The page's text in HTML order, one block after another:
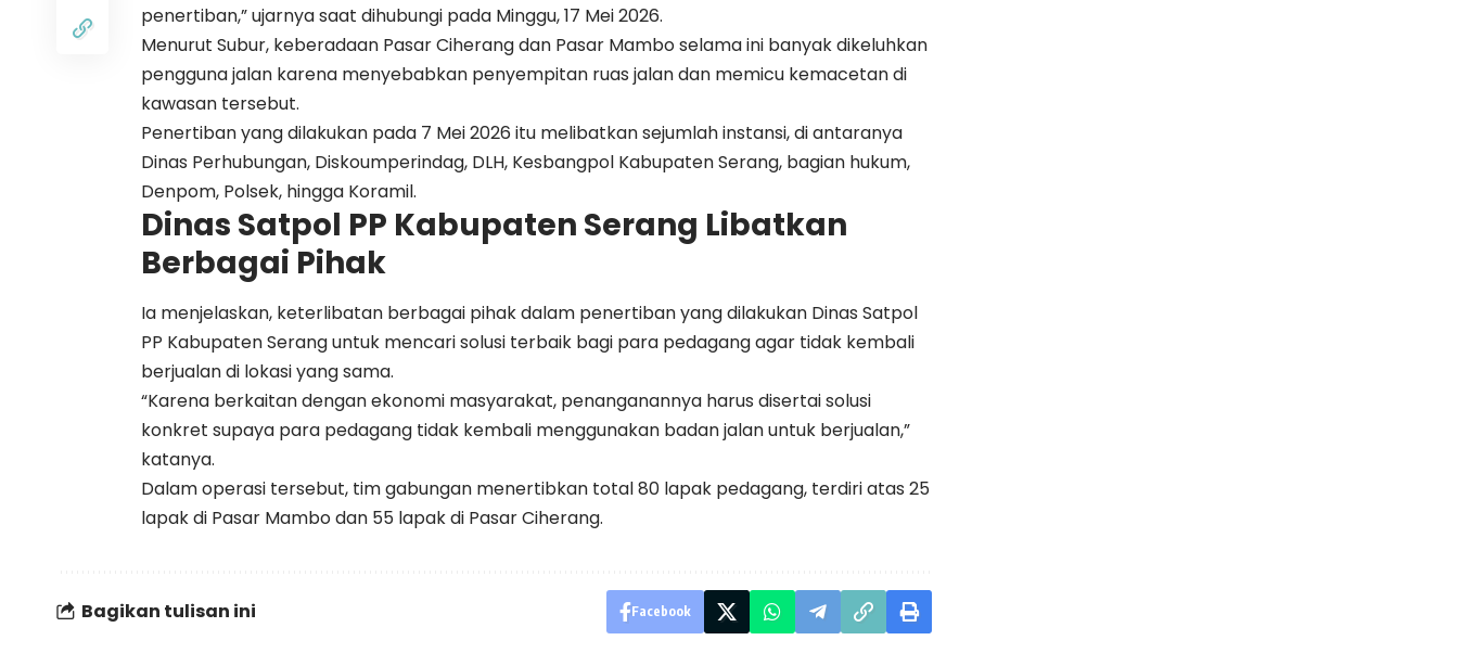
penertiban,” ujarnya saat dihubungi pada Minggu, 17 Mei 2026.
Menurut Subur, keberadaan Pasar Ciherang dan Pasar Mambo selama ini banyak dikeluhkan
pengguna jalan karena menyebabkan penyempitan ruas jalan dan memicu kemacetan di
kawasan tersebut.
Penertiban yang dilakukan pada 7 Mei 2026 itu melibatkan sejumlah instansi, di antaranya
Dinas Perhubungan, Diskoumperindag, DLH, Kesbangpol Kabupaten Serang, bagian hukum,
Denpom, Polsek, hingga Koramil.
Dinas Satpol PP Kabupaten Serang Libatkan
Berbagai Pihak
Ia menjelaskan, keterlibatan berbagai pihak dalam penertiban yang dilakukan Dinas Satpol
PP Kabupaten Serang untuk mencari solusi terbaik bagi para pedagang agar tidak kembali
berjualan di lokasi yang sama.
“Karena berkaitan dengan ekonomi masyarakat, penanganannya harus disertai solusi
konkret supaya para pedagang tidak kembali menggunakan badan jalan untuk berjualan,”
katanya.
Dalam operasi tersebut, tim gabungan menertibkan total 80 lapak pedagang, terdiri atas 25
lapak di Pasar Mambo dan 55 lapak di Pasar Ciherang.
Bagikan tulisan ini Facebook